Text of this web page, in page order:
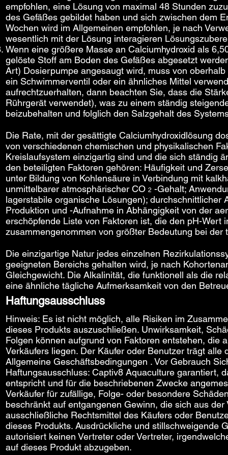
empfohlen, eine Lösung von maximal 48 Stunden
des Gefäßes gebildet haben und sich zwischen dem
Wochen wird im Allgemeinen empfohlen, je nach
wesentlich mit der Lösung interagieren
Wenn eine größere Masse an Calciumhydroxid als
gelöste Stoff am Boden des Gefäßes abgesetzt
Art) Dosierpumpe angesaugt wird, muss von
ein Schwimmerventil oder ein ähnliches Mittel
aufrechtzuerhalten, dann beachten Sie, dass die
Rührgerät verwendet), was zu einem ständig
beizubehalten und folglich den Salzgehalt des
Die Rate, mit der gesättigte Calciumhydroxidlösung
von verschiedenen chemischen und physikalischen
Kreislaufsystem einzigartig sind und die sich ständig
den beteiligten Faktoren gehören: Häufigkeit und
unter Bildung von Kohlensäure in Verbindung mit
unmittelbarer atmosphärischer CO 2 -Gehalt;
lagerstabile organische Lösungen);
Produktion und -Aufnahme in Abhängigkeit von der
erschöpfende Liste von Faktoren ist, die den pH-
zusammengenommen von größter Bedeutung bei
Die einzigartige Natur jedes einzelnen
geeigneten Bereichs gehalten wird, je nach
Gleichgewicht. Die Alkalinität, die funktionell als die
eine ähnliche tägliche Aufmerksamkeit von den
Haftungsausschluss
Hinweis: Es ist nicht möglich, alle Risiken im
dieses Produkts auszuschließen. Unwirksamkeit,
Folgen können aufgrund von Faktoren entstehen, die
Verkäufers liegen. Der Käufer oder Benutzer trägt
Allgemeine Geschäftsbedingungen . Vor Gebrauch
Haftungsausschluss: Captiv8 Aquaculture garantiert,
entspricht und für die beschriebenen Zwecke
Verkäufer für zufällige, Folge- oder besondere
beschränkt auf entgangenen Gewinn, die sich aus
ausschließliche Rechtsmittel des Käufers oder
dieses Produkts. Ausdrückliche und stillschweigende
autorisiert keinen Vertreter oder Vertreter,
auf dieses Produkt abzugeben.